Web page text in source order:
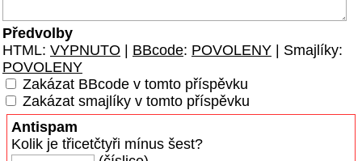
Předvolby
HTML: VYPNUTO BBcode: POVOLENY | Smajlíky:
POVOLENY
Zakázat BBcode v tomto příspěvku
Zakázat smajlíky v tomto příspěvku
Antispam
Kolik je třicetčtyři mínus šest?